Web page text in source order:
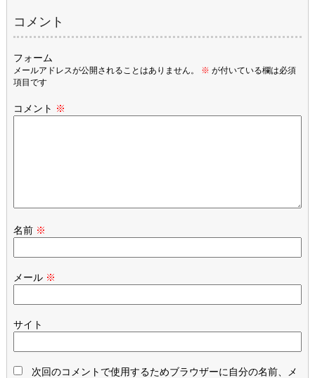
コメント
フォーム
メールアドレスが公開されることはありません。 ※ が付いている欄は必須
項目です
コメント ※
名前 ※
メール ※
サイト
次回のコメントで使用するためブラウザーに自分の名前、メ